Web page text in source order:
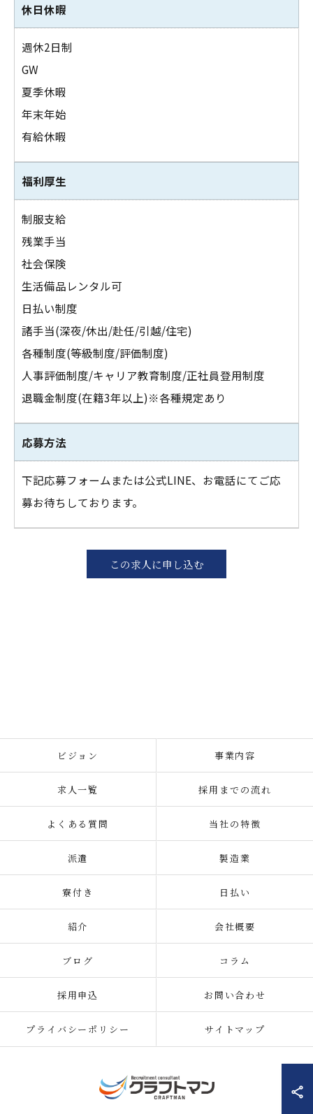
休日休暇
週休2日制
GW
夏季休暇
年末年始
有給休暇
福利厚生
制服支給
残業手当
社会保険
生活備品レンタル可
日払い制度
諸手当(深夜/休出/赴任/引越/住宅)
各種制度(等級制度/評価制度)
人事評価制度/キャリア教育制度/正社員登用制度
退職金制度(在籍3年以上)※各種規定あり
応募方法
下記応募フォームまたは公式LINE、お電話にてご応
募お待ちしております。
この求人に申し込む
ビジョン 事業内容
求人一覧 採用までの流れ
よくある質問 当社の特徴
派遣 製造業
寮付き 日払い
紹介 会社概要
ブログ コラム
採用申込 お問い合わせ
プライバシーポリシー サイトマップ